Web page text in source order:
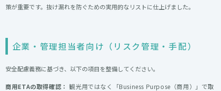
策が重要です。抜け漏れを防ぐための実用的なリストに仕上げました。
企業・管理担当者向け（リスク管理・手配）
安全配慮義務に基づき、以下の項目を整備してください。
商用ETAの取得確認： 観光用ではなく「Business Purpose（商用）」で取